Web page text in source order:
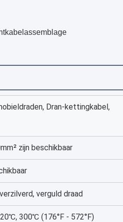
Dran-kettingkabel,
zijn beschikbaar
verguld draad
300℃ (176°F - 572°F)